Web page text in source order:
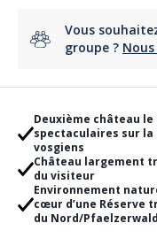
Vous
groupe ?
Deuxième château le
spectaculaires sur la
vosgiens
Château largement
du visiteur
Environnement
cœur d’une Réserve
du Nord/